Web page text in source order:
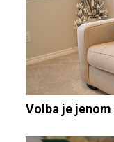
Volba je jenom